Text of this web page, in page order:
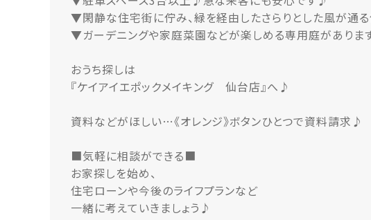
▼閑静な住宅街に佇み、緑を経由したさらりとした風が通
▼ガーデニングや家庭菜園などが楽しめる専用庭があり
おうち探しは
『ケイアイエポックメイキング 仙台店』へ♪
資料などがほしい…《オレンジ》ボタンひとつで資料請求♪
■気軽に相談ができる■
お家探しを始め、
住宅ローンや今後のライフプランなど
一緒に考えていきましょう♪